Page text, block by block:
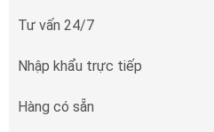
Tư vấn 24/7
Nhập khẩu trực tiếp
Hàng có sẵn